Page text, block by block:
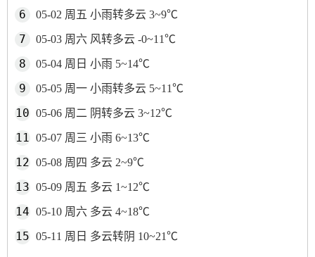
05-02 周五 小雨转多云 3~9℃
05-03 周六 风转多云 -0~11℃
05-04 周日 小雨 5~14℃
05-05 周一 小雨转多云 5~11℃
05-06 周二 阴转多云 3~12℃
05-07 周三 小雨 6~13℃
05-08 周四 多云 2~9℃
05-09 周五 多云 1~12℃
05-10 周六 多云 4~18℃
05-11 周日 多云转阴 10~21℃